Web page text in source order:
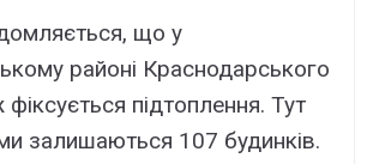
що у
районі Краснодарського
підтоплення. Тут
залишаються 107 будинків.